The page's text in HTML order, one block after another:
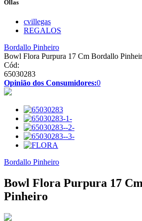
Ollas
cvillegas
REGALOS
Bordallo Pinheiro
Bowl Flora Purpura 17 Cm Bordallo
Cód:
65030283
Opinião dos Consumidores:0
Bordallo Pinheiro
Bowl Flora Purpura 17
Pinheiro